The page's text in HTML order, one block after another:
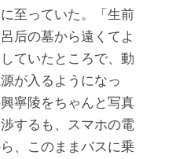
至っていた。「生前
后の墓から遠くてよ
ていたところで、動
が入るようになっ
寧陵をちゃんと写真
するも、スマホの電
、このままバスに乗